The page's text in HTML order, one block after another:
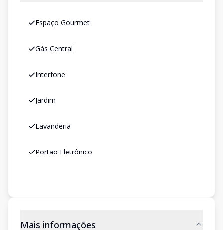
Espaço Gourmet
Gás Central
Interfone
Jardim
Lavanderia
Portão Eletrônico
Mais informações